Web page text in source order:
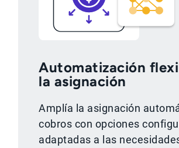
Automatización
la asignación
Amplía la asignación
cobros con opciones
adaptadas a las